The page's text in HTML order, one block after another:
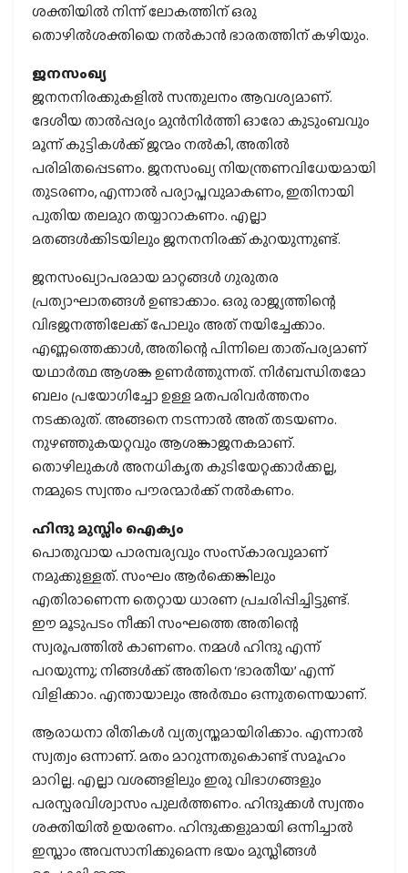
ശക്തിയില്‍ നിന്ന് ലോകത്തിന് ഒരു
തൊഴില്‍ശക്തിയെ നല്‍കാന്‍ ഭാരതത്തിന് കഴിയും.
ജനസംഖ്യ
ജനനനിരക്കുകളില്‍ സന്തുലനം ആവശ്യമാണ്.
ദേശീയ താല്‍പ്പര്യം മുന്‍നിര്‍ത്തി ഓരോ കുടുംബവും
മൂന്ന് കുട്ടികള്‍ക്ക് ജന്മം നല്‍കി, അതില്‍
പരിമിതപ്പെടണം. ജനസംഖ്യ നിയന്ത്രണവിധേയമായി
തുടരണം, എന്നാല്‍ പര്യാപ്തവുമാകണം, ഇതിനായി
പുതിയ തലമുറ തയ്യാറാകണം. എല്ലാ
മതങ്ങള്‍ക്കിടയിലും ജനനനിരക്ക് കുറയുന്നുണ്ട്.
ജനസംഖ്യാപരമായ മാറ്റങ്ങള്‍ ഗുരുതര
പ്രത്യാഘാതങ്ങള്‍ ഉണ്ടാക്കാം. ഒരു രാജ്യത്തിന്റെ
വിഭജനത്തിലേക്ക് പോലും അത് നയിച്ചേക്കാം.
എണ്ണത്തെക്കാള്‍, അതിന്റെ പിന്നിലെ താത്പര്യമാണ്
യഥാര്‍ത്ഥ ആശങ്ക ഉണര്‍ത്തുന്നത്. നിര്‍ബന്ധിതമോ
ബലം പ്രയോഗിച്ചോ ഉള്ള മതപരിവര്‍ത്തനം
നടക്കരുത്. അങ്ങനെ നടന്നാല്‍ അത് തടയണം.
നുഴഞ്ഞുകയറ്റവും ആശങ്കാജനകമാണ്.
തൊഴിലുകള്‍ അനധികൃത കുടിയേറ്റക്കാര്‍ക്കല്ല,
നമ്മുടെ സ്വന്തം പൗരന്മാര്‍ക്ക് നല്‍കണം.
ഹിന്ദു മുസ്ലിം ഐക്യം
പൊതുവായ പാരമ്പര്യവും സംസ്‌കാരവുമാണ്
നമുക്കുള്ളത്. സംഘം ആര്‍ക്കെങ്കിലും
എതിരാണെന്ന തെറ്റായ ധാരണ പ്രചരിപ്പിച്ചിട്ടുണ്ട്.
ഈ മൂടുപടം നീക്കി സംഘത്തെ അതിന്റെ
സ്വരൂപത്തില്‍ കാണണം. നമ്മള്‍ ഹിന്ദു എന്ന്
പറയുന്നു; നിങ്ങള്‍ക്ക് അതിനെ ‘ഭാരതീയ’ എന്ന്
വിളിക്കാം. എന്തായാലും അര്‍ത്ഥം ഒന്നുതന്നെയാണ്.
ആരാധനാ രീതികള്‍ വ്യത്യസ്തമായിരിക്കാം. എന്നാല്‍
സ്വത്വം ഒന്നാണ്. മതം മാറുന്നതുകൊണ്ട് സമൂഹം
മാറില്ല. എല്ലാ വശങ്ങളിലും ഇരു വിഭാഗങ്ങളും
പരസ്പരവിശ്വാസം പുലര്‍ത്തണം. ഹിന്ദുക്കള്‍ സ്വന്തം
ശക്തിയില്‍ ഉയരണം. ഹിന്ദുക്കളുമായി ഒന്നിച്ചാല്‍
ഇസ്ലാം അവസാനിക്കുമെന്ന ഭയം മുസ്ലീങ്ങള്‍